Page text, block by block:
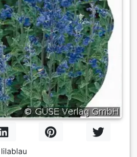
lilablau